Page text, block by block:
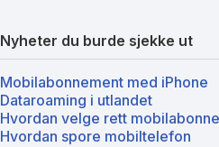
Nyheter du burde sjekke ut
Mobilabonnement med iPhone
Dataroaming i utlandet
Hvordan velge rett
Hvordan spore mobiltelefon